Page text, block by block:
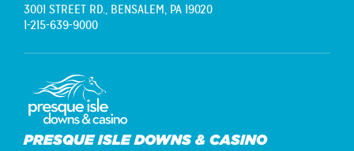
3001 STREET RD., BENSALEM, PA 19020
1-215-639-9000
PRESQUE ISLE DOWNS & CASINO